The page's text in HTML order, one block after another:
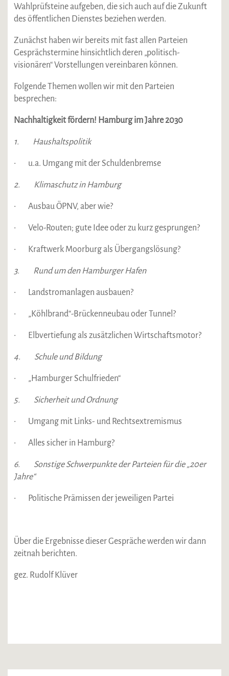
Wahlprüfsteine aufgeben, die sich auch auf die Zukunft
des öffentlichen Dienstes beziehen werden.
Zunächst haben wir bereits mit fast allen Parteien
Gesprächstermine hinsichtlich deren „politisch-
visionären“ Vorstellungen vereinbaren können.
Folgende Themen wollen wir mit den Parteien
besprechen:
Nachhaltigkeit fördern! Hamburg im Jahre 2030
1. Haushaltspolitik
• u.a. Umgang mit der Schuldenbremse
2. Klimaschutz in Hamburg
• Ausbau ÖPNV, aber wie?
• Velo-Routen; gute Idee oder zu kurz gesprungen?
• Kraftwerk Moorburg als Übergangslösung?
3. Rund um den Hamburger Hafen
• Landstromanlagen ausbauen?
• „Köhlbrand“-Brückenneubau oder Tunnel?
• Elbvertiefung als zusätzlichen Wirtschaftsmotor?
4. Schule und Bildung
• „Hamburger Schulfrieden“
5. Sicherheit und Ordnung
• Umgang mit Links- und Rechtsextremismus
• Alles sicher in Hamburg?
6. Sonstige Schwerpunkte der Parteien für die „20er
Jahre“
• Politische Prämissen der jeweiligen Partei
Über die Ergebnisse dieser Gespräche werden wir dann
zeitnah berichten.
gez. Rudolf Klüver